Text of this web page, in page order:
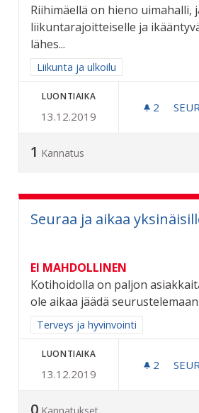
Riihimäellä on hieno uimahalli,
liikuntarajoitteiselle ja
lähes...
Rajaa tulokset aihepiirin mukaan:
Liikunta ja ulkoilu
LUONTIAIKA
13.12.2019
2 2
1 Kannatus
Seuraa ja aikaa
EI MAHDOLLINEN
Kotihoidolla on paljon
ole aikaa jäädä
Rajaa tulokset aihepiirin mukaan:
Terveys ja hyvinvointi
LUONTIAIKA
13.12.2019
2 2
0